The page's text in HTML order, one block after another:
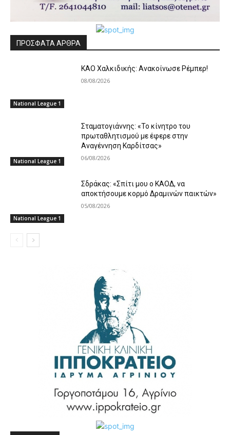
ΠΡΟΣΦΑΤΑ ΑΡΘΡΑ
National League 1
ΚΑΟ Χαλκιδικής: Ανακοίνωσε Ρέμπερ!
08/08/2026
National League 1
Σταματογιάννης: «Το κίνητρο του
πρωταθλητισμού με έφερε στην
Αναγέννηση Καρδίτσας»
06/08/2026
National League 1
Σδράκας: «Σπίτι μου ο ΚΑΟΔ, να
αποκτήσουμε κορμό Δραμινών παικτών»
05/08/2026